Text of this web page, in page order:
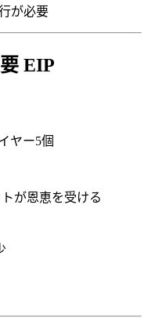
が必要
EIP
ヤー5個
が恩恵を受ける